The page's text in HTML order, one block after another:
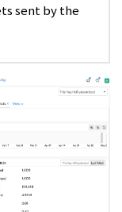
sent by the